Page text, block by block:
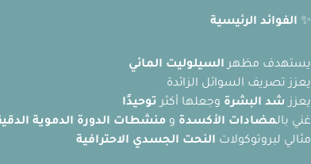
✨ الفوائد الرئيسية
يستهدف مظهر السيلوليت المائي
يعزز تصريف السوائل الزائدة
يعزز شد البشرة وجعلها أكثر توحيدًا
غني بالمضادات الأكسدة و منشطات الدورة الدموية
مثالي لبروتوكولات النحت الجسدي الاحترافية